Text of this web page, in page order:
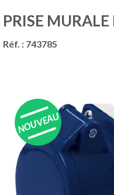
PRISE
Réf. : 743785
NOUVEAU